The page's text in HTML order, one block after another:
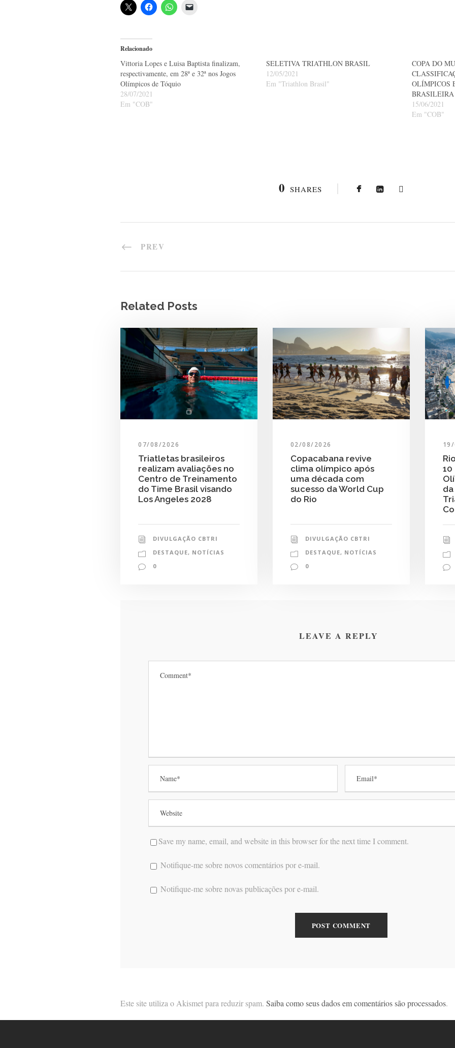
Relacionado
Vittoria Lopes e Luisa Baptista finalizam,
respectivamente, em 28ª e 32ª nos Jogos
Olímpicos de Tóquio
28/07/2021
Em "COB"
SELETIVA TRIATHLON BRASIL
12/05/2021
Em "Triathlon Brasil"
COPA DO
OLÍMPICOS
BRASILEIRA
15/06/2021
Em "COB"
0 SHARES
PREV
Related Posts
07/08/2026
Triatletas brasileiros
realizam avaliações no
Centro de Treinamento
do Time Brasil visando
Los Angeles 2028
DIVULGAÇÃO CBTRI
DESTAQUE, NOTÍCIAS
0
02/08/2026
Copacabana revive
clima olímpico após
uma década com
sucesso da World Cup
do Rio
DIVULGAÇÃO CBTRI
DESTAQUE, NOTÍCIAS
0
10
LEAVE A REPLY
Save my name, email, and website in this browser for the next time I comment.
Notifique-me sobre novos comentários por e-mail.
Notifique-me sobre novas publicações por e-mail.
Este site utiliza o Akismet para reduzir spam. Saiba como seus dados em comentários são processados.